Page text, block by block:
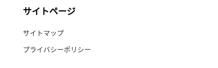
サイトページ
サイトマップ
プライバシーポリシー